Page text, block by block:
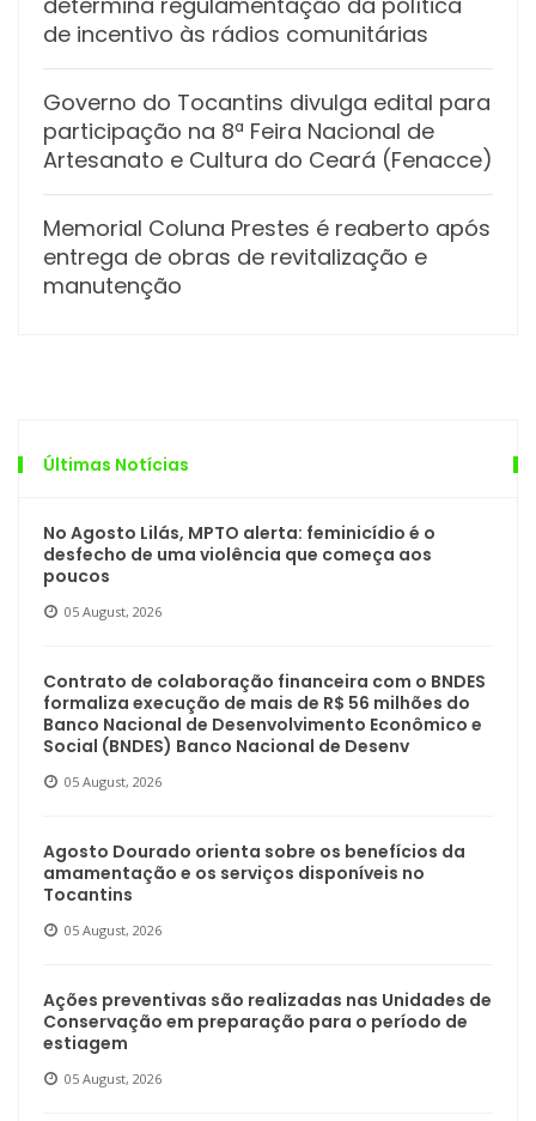
de incentivo às rádios comunitárias
Governo do Tocantins divulga edital para
participação na 8ª Feira Nacional de
Artesanato e Cultura do Ceará (Fenacce)
Memorial Coluna Prestes é reaberto após
entrega de obras de revitalização e
manutenção
Últimas Notícias
No Agosto Lilás, MPTO alerta: feminicídio é o
desfecho de uma violência que começa aos
poucos
05 August, 2026
Contrato de colaboração financeira com o BNDES
formaliza execução de mais de R$ 56 milhões do
Banco Nacional de Desenvolvimento Econômico e
Social (BNDES) Banco Nacional de Desenv
05 August, 2026
Agosto Dourado orienta sobre os benefícios da
amamentação e os serviços disponíveis no
Tocantins
05 August, 2026
Ações preventivas são realizadas nas Unidades de
Conservação em preparação para o período de
estiagem
05 August, 2026